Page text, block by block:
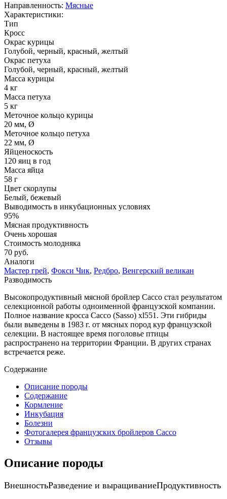
Направленность: Мясные
Характеристики:
Тип
Кросс
Окрас курицы
Голубой, черный, красный, желтый
Окрас петуха
Голубой, черный, красный, желтый
Масса курицы
4 кг
Масса петуха
5 кг
Меточное кольцо курицы
20 мм, Ø
Меточное кольцо петуха
22 мм, Ø
Яйценоскость
120 яиц в год
Масса яйца
58 г
Цвет скорлупы
Белый, бежевый
Выводимость в инкубационных условиях
95%
Мясная продуктивность
Очень хорошая
Стоимость молодняка
70 руб.
Аналоги
Мастер грей, Фокси Чик, Редбро, Венгерский великан
Разводимость
Высокопродуктивный мясной бройлер Сассо стал результатом
селекционной работы одноименной французской компании.
Полное название кросса Сассо (Sasso) xl551. Эти гибриды
были выведены в 1983 г. от мясных пород кур французской
селекции. В настоящее время поголовье птицы
распространено на территории Франции. В других странах
встречается реже.
Содержание
Описание породы
Содержание
Кормление
Инкубация
Болезни
Фотогалерея французских бройлеров Сассо
Отзывы
Описание породы
ВнешностьРазведение и выращиваниеПродуктивность